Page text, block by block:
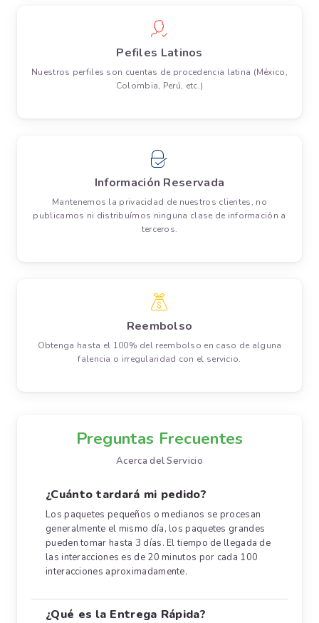
Pefiles Latinos
Nuestros perfiles son cuentas de procedencia latina (México,
Colombia, Perú, etc.)
Información Reservada
Mantenemos la privacidad de nuestros clientes, no
publicamos ni distribuímos ninguna clase de información a
terceros.
Reembolso
Obtenga hasta el 100% del reembolso en caso de alguna
falencia o irregularidad con el servicio.
Preguntas Frecuentes
Acerca del Servicio
¿Cuánto tardará mi pedido?
Los paquetes pequeños o medianos se procesan
generalmente el mismo día, los paquetes grandes
pueden tomar hasta 3 días. El tiempo de llegada de
las interacciones es de 20 minutos por cada 100
interacciones aproximadamente.
¿Qué es la Entrega Rápida?